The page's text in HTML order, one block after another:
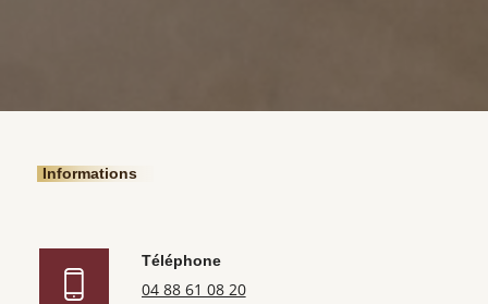
Informations
Téléphone
04 88 61 08 20